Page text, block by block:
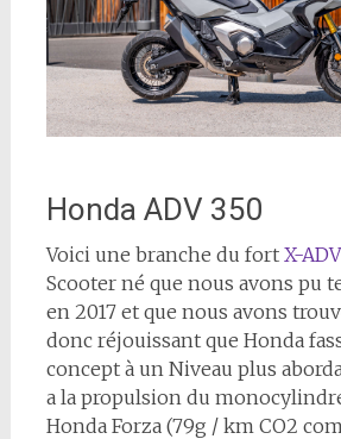
Honda ADV 350
Voici une branche du fort X-
Scooter né que nous avons pu
en 2017 et que nous avons
donc réjouissant que Honda
concept à un Niveau plus
a la propulsion du
Honda Forza (79g / km CO2